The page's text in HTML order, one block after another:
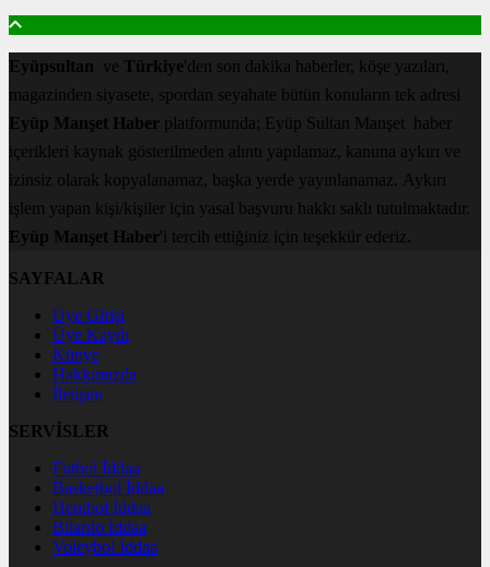
Eyüpsultan ve Türkiye'den son dakika haberler, köşe yazıları,
magazinden siyasete, spordan seyahate bütün konuların tek adresi
Eyüp Manşet Haber platformunda; Eyüp Sultan Manşet haber
içerikleri kaynak gösterilmeden alıntı yapılamaz, kanuna aykırı ve
izinsiz olarak kopyalanamaz, başka yerde yayınlanamaz. Aykırı
işlem yapan kişi/kişiler için yasal başvuru hakkı saklı tutulmaktadır.
Eyüp Manşet Haber'i tercih ettiğiniz için teşekkür ederiz.
SAYFALAR
Üye Girişi
Üye Kaydı
Künye
Hakkımızda
İletişim
SERVİSLER
Futbol İddaa
Basketbol İddaa
Hentbol İddaa
Bilardo İddaa
Voleybol İddaa